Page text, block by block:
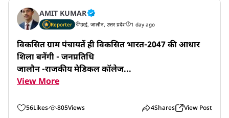
AMIT KUMAR
Reporter उरई, जालौन, उत्तर प्रदेश 1 day ago
विकसित ग्राम पंचायतें ही विकसित भारत-2047 की आधार
शिला बनेंगी - जनप्रतिधि
जालौन -राजकीय मेडिकल कॉलेज...
View More
56Likes 805Views 4Shares View Post